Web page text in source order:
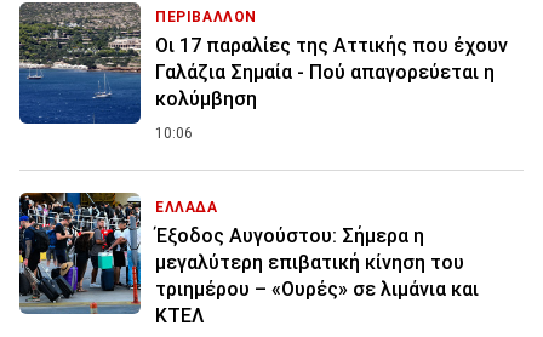
ΠΕΡΙΒΑΛΛΟΝ
Οι 17 παραλίες της Αττικής που έχουν
Γαλάζια Σημαία - Πού απαγορεύεται η
κολύμβηση
10:06
ΕΛΛΑΔΑ
Έξοδος Αυγούστου: Σήμερα η
μεγαλύτερη επιβατική κίνηση του
τριημέρου – «Ουρές» σε λιμάνια και
ΚΤΕΛ